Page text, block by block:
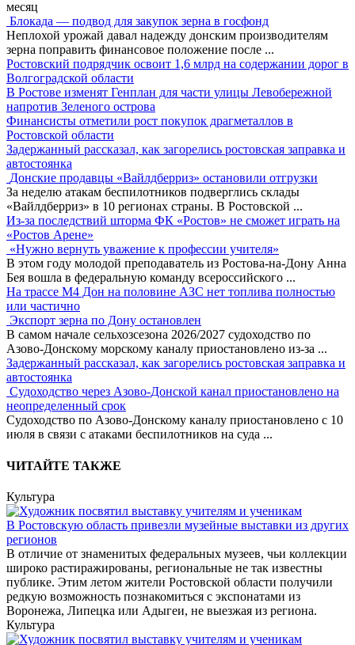
месяц
Блокада — подвод для закупок зерна в госфонд
Неплохой урожай давал надежду донским производителям
зерна поправить финансовое положение после ...
Ростовский подрядчик освоит 1,6 млрд на содержании дорог в
Волгоградской области
В Ростове изменят Генплан для части улицы Левобережной
напротив Зеленого острова
Финансисты отметили рост покупок драгметаллов в
Ростовской области
Задержанный рассказал, как загорелись ростовская заправка и
автостоянка
Донские продавцы «Вайлдберриз» остановили отгрузки
За неделю атакам беспилотников подверглись склады
«Вайлдберриз» в 10 регионах страны. В Ростовской ...
Из-за последствий шторма ФК «Ростов» не сможет играть на
«Ростов Арене»
«Нужно вернуть уважение к профессии учителя»
В этом году молодой преподаватель из Ростова-на-Дону Анна
Бея вошла в федеральную команду всероссийского ...
На трассе М4 Дон на половине АЗС нет топлива полностью
или частично
Экспорт зерна по Дону остановлен
В самом начале сельхозсезона 2026/2027 судоходство по
Азово-Донскому морскому каналу приостановлено из-за ...
Задержанный рассказал, как загорелись ростовская заправка и
автостоянка
Судоходство через Азово-Донской канал приостановлено на
неопределенный срок
Судоходство по Азово-Донскому каналу приостановлено с 10
июля в связи с атаками беспилотников на суда ...
ЧИТАЙТЕ ТАКЖЕ
Культура
В Ростовскую область привезли музейные выставки из других
регионов
В отличие от знаменитых федеральных музеев, чьи коллекции
широко растиражированы, региональные не так известны
публике. Этим летом жители Ростовской области получили
редкую возможность познакомиться с экспонатами из
Воронежа, Липецка или Адыгеи, не выезжая из региона.
Культура